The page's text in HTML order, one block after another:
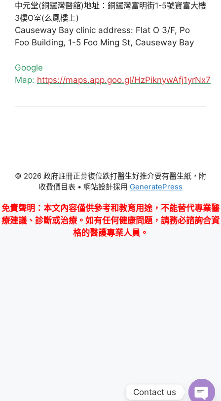
中元堂(銅鑼灣醫舘)地址：銅鑼灣富明街1-5號寶富大樓
3樓O室(么鳳樓上)
Causeway Bay clinic address: Flat O 3/F, Po
Foo Building, 1-5 Foo Ming St, Causeway Bay
Google
Map: https://maps.app.goo.gl/HzPiknywAfj1yrNx7
© 2026 政府註冊正骨復位跌打醫生好推介要有醫生紙，附
收費價目表 • 網站設計採用 GeneratePress
免責聲明 ：本文內容僅供參考和教育用途，不能替代專業醫
療建議、診斷或治療。如有任何健康問題，請務必諮詢合資
格的醫護專業人員。
Contact us